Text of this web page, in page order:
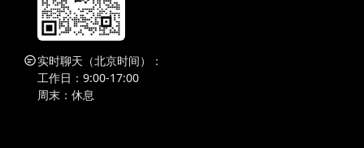
实时聊天（北京时间）：
工作日：9:00-17:00
周末：休息